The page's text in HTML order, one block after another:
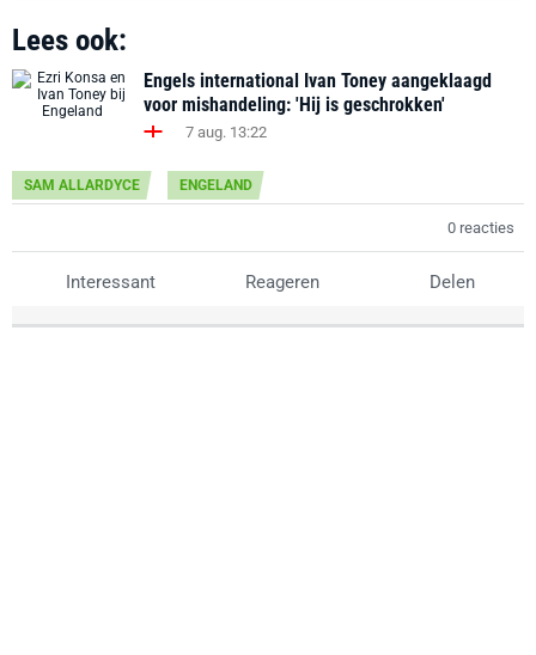
Lees ook:
Engels international Ivan Toney aangeklaagd
voor mishandeling: 'Hij is geschrokken'
7 aug. 13:22
SAM ALLARDYCE ENGELAND
0 reacties
Interessant Reageren Delen